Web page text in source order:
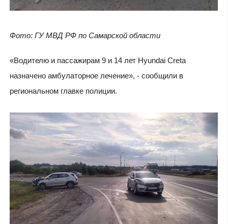
Фото: ГУ МВД РФ по Самарской области
«Водителю и пассажирам 9 и 14 лет Hyundai Creta
назначено амбулаторное лечение», - сообщили в
региональном главке полиции.